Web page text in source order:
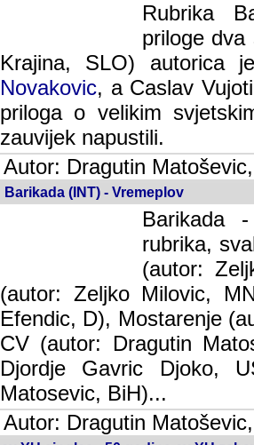
Rubrika
dva
SLO) autorica je velikog
Caslav Vujotic
velikim svjetskim
napustili.
Autor: Dragutin
Barikada (INT) - Vremeplov
Barikada
rubrika,
(autor:
(autor: Zeljko Milovic,
Efendic, D), Mostarenje
CV (autor: Dragutin
Djordje Gavric Djoko,
Matosevic, BiH)...
Autor: Dragutin